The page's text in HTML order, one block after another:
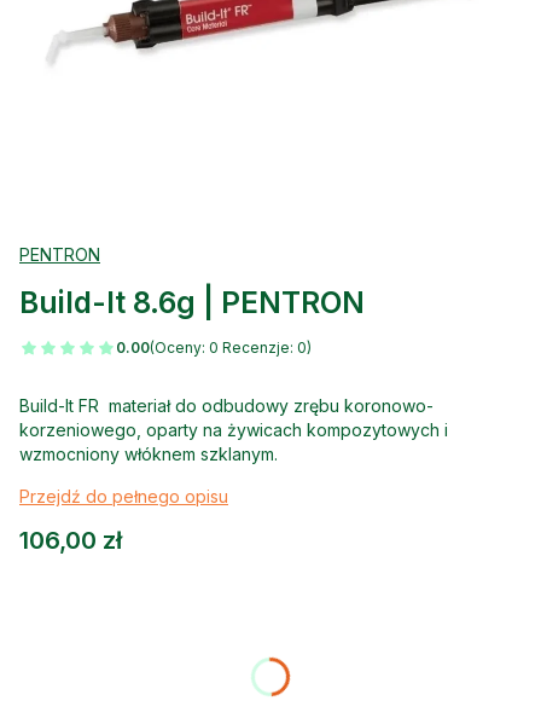
PENTRON
Build-It 8.6g | PENTRON
0.00(Oceny: 0 Recenzje: 0)
Build-It FR materiał do odbudowy zrębu koronowo-
korzeniowego, oparty na żywicach kompozytowych i
wzmocniony włóknem szklanym.
Przejdź do pełnego opisu
Cena
106,00 zł